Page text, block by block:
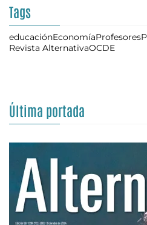
Tags
educaciónEconomíaProfesores
Revista AlternativaOCDE
Última portada